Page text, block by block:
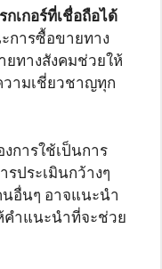
กเกอร์ที่เชื่อถือได้
ารซื้อขายทาง
ทางสังคมช่วยให้
ามเชี่ยวชาญทุก
การใช้เป็นการ
ประเมินกว้างๆ
อื่นๆ อาจแนะนำ
ำแนะนำที่จะช่วย